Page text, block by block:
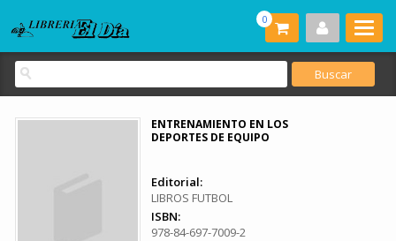
0
ENTRENAMIENTO EN LOS
DEPORTES DE EQUIPO
Editorial:
LIBROS FUTBOL
ISBN:
978-84-697-7009-2